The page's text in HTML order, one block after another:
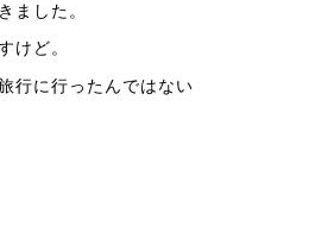
ました。
けど。
行に行ったんではない